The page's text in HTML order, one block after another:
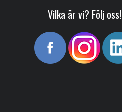
Vilka är vi? Följ oss!